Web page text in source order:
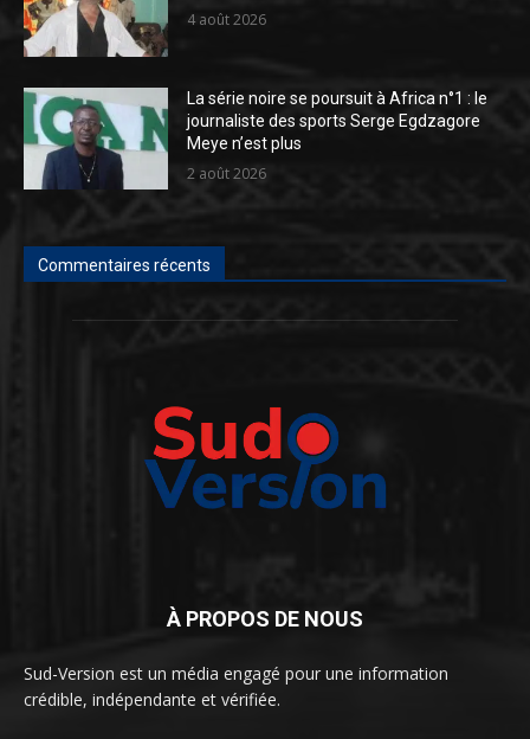
4 août 2026
La série noire se poursuit à Africa n°1 : le
journaliste des sports Serge Egdzagore
Meye n’est plus
2 août 2026
Commentaires récents
À PROPOS DE NOUS
Sud-Version est un média engagé pour une information
crédible, indépendante et vérifiée.